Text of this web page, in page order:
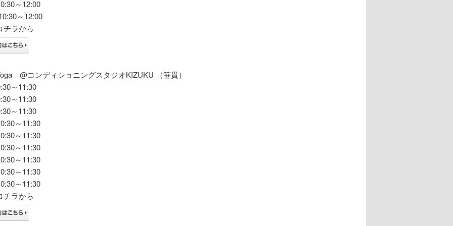
～12:00
～12:00
チラから
@コンディショニングスタジオKIZUKU （笹貫）
～11:30
～11:30
～11:30
～11:30
～11:30
～11:30
～11:30
～11:30
～11:30
チラから